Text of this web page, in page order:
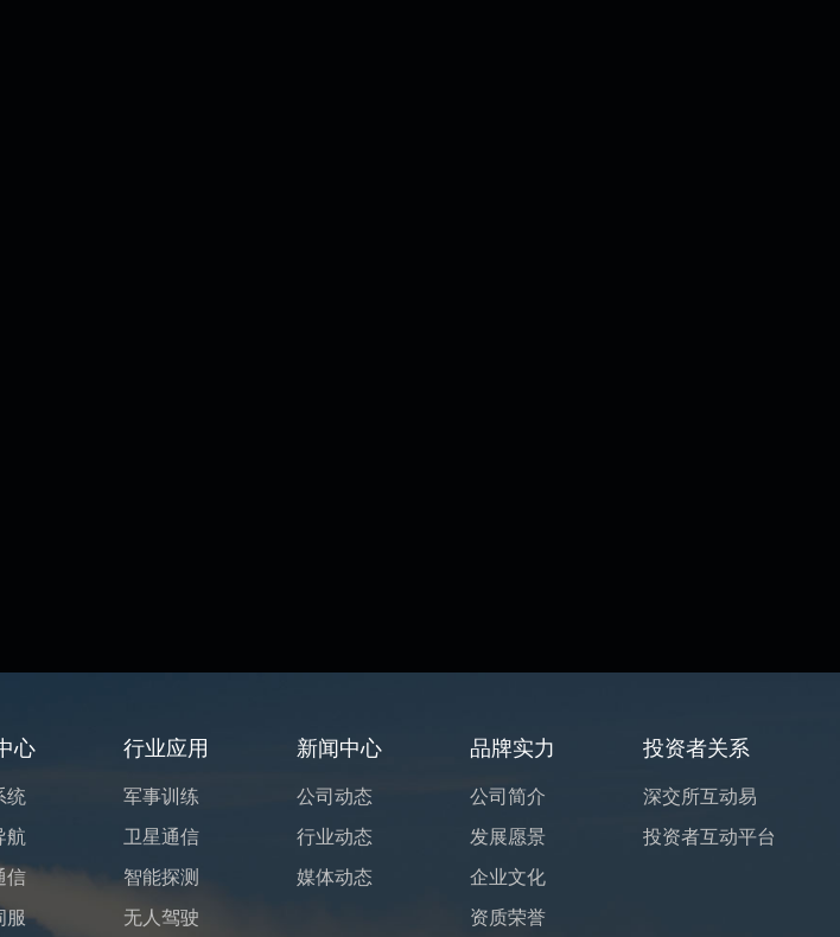
心
统
航
信
服
行业应用
军事训练
卫星通信
智能探测
无人驾驶
新闻中心
公司动态
行业动态
媒体动态
品牌实力
公司简介
发展愿景
企业文化
资质荣誉
投资者关系
深交所互动易
投资者互动平台